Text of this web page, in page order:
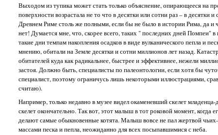
Выходом из тупика может стать только объяснение, опирающееся на
поверхности возрастала не то что в десятки или сотни раз – в
Древнем Риме столь же полными, если бы не было в истории Рима, да и
нет! Думается мне, что, скорее всего, таких " последних дней Помпеи"
такие дни темпам накопления осадков в виде вулканического пепла и
мнению, обитали на Земле десятки и сотни миллионов лет назад.
обитателей куда как радикальнее, быстрее и эффективнее, нежели
застоя. Должно быть, специалисты по палеонтологии, если хотя бы
специалист, поэтому ограничусь лишь некоторыми иллюстрациями,
считаю).
Например, только недавно в музее видел окаменевший скелет
скелет окончательно. Так вот, этот малыш в тот роковой момент, когда
делают самые обыкновенные котята. Малыш вовсе не пал жертвой
массами песка и пепла, неожиданно для всех посыпавшимися с неба.